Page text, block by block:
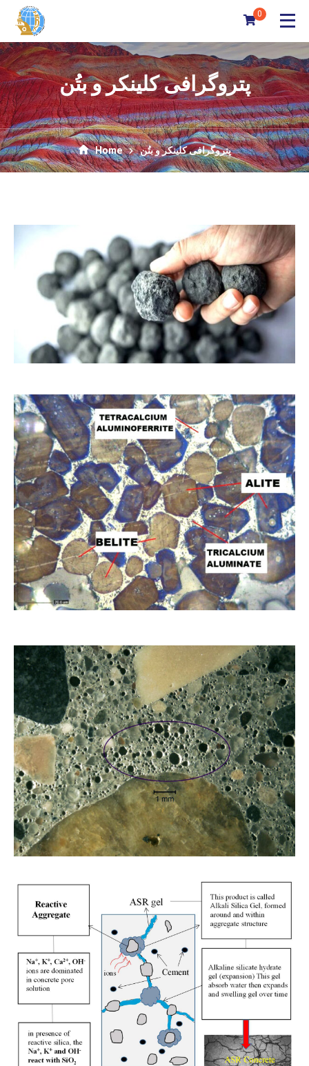
0
پتروگرافی کلینکر و بتُن
Home پتروگرافی کلینکر و بتُن